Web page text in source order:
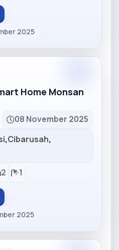
2025
Home Monsan
08 November 2025
,Cibarusah,
2 1
2025